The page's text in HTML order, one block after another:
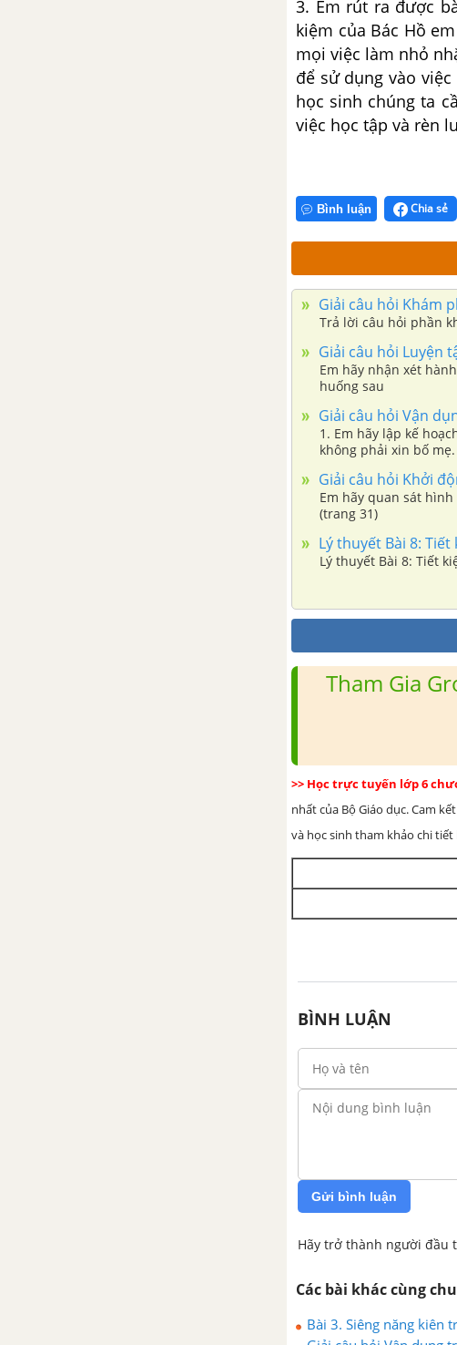
3. Em rút ra được
kiệm của Bác Hồ
mọi việc làm nhỏ
để sử dụng vào
học sinh chúng ta
việc học tập và rèn
Bình luận Chia sẻ
Giải câu hỏi Khám
Trả lời câu hỏi phần
Giải câu hỏi Luyện
Em hãy nhận xét
huống sau
Giải câu hỏi Vận
1. Em hãy lập kế
không phải xin bố
tích cực hơn.
Giải câu hỏi Khởi
Em hãy quan sát
(trang 31)
Lý thuyết Bài 8:
Lý thuyết Bài 8: Tiết
Tham Gia
>> Học trực tuyến lớp 6
nhất của Bộ Giáo dục. Cam
và học sinh tham khảo chi
BÌNH LUẬN
Gửi bình luận
Hãy trở thành người đầu
Các bài khác cùng
Bài 3. Siêng năng kiên